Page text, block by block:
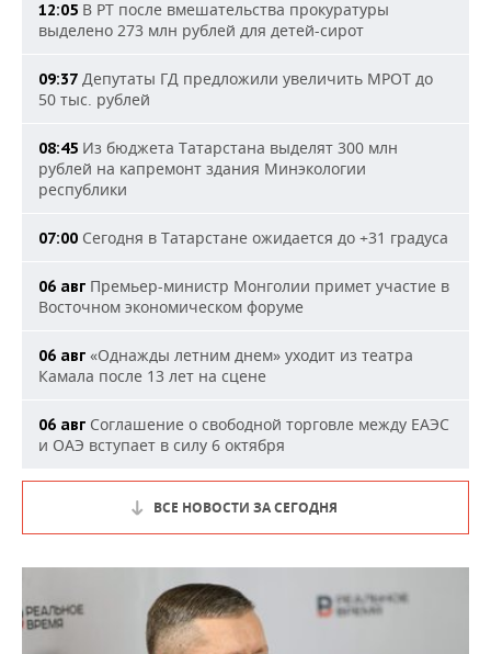
12:05 В РТ после вмешательства прокуратуры
выделено 273 млн рублей для детей-сирот
09:37 Депутаты ГД предложили увеличить МРОТ до
50 тыс. рублей
08:45 Из бюджета Татарстана выделят 300 млн
рублей на капремонт здания Минэкологии
республики
07:00 Сегодня в Татарстане ожидается до +31 градуса
06 авг Премьер-министр Монголии примет участие в
Восточном экономическом форуме
06 авг «Однажды летним днем» уходит из театра
Камала после 13 лет на сцене
06 авг Соглашение о свободной торговле между ЕАЭС
и ОАЭ вступает в силу 6 октября
ВСЕ НОВОСТИ ЗА СЕГОДНЯ